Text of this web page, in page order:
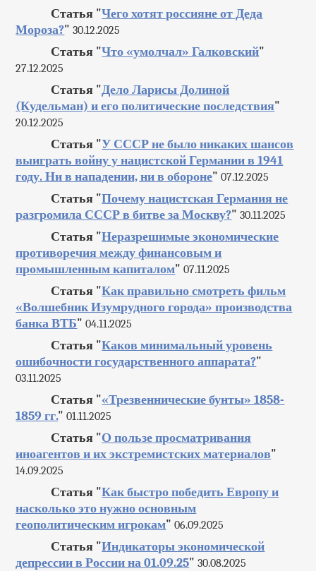
Статья "Чего хотят россияне от Деда
Мороза?" 30.12.2025
Статья "Что «умолчал» Галковский"
27.12.2025
Статья "Дело Ларисы Долиной
(Кудельман) и его политические последствия"
20.12.2025
Статья "У СССР не было никаких шансов
выиграть войну у нацистской Германии в 1941
году. Ни в нападении, ни в обороне" 07.12.2025
Статья "Почему нацистская Германия не
разгромила СССР в битве за Москву?" 30.11.2025
Статья "Неразрешимые экономические
противоречия между финансовым и
промышленным капиталом" 07.11.2025
Статья "Как правильно смотреть фильм
«Волшебник Изумрудного города» производства
банка ВТБ" 04.11.2025
Статья "Каков минимальный уровень
ошибочности государственного аппарата?"
03.11.2025
Статья "«Трезвеннические бунты» 1858-
1859 гг." 01.11.2025
Статья "О пользе просматривания
иноагентов и их экстремистских материалов"
14.09.2025
Статья "Как быстро победить Европу и
насколько это нужно основным
геополитическим игрокам" 06.09.2025
Статья "Индикаторы экономической
депрессии в России на 01.09.25" 30.08.2025